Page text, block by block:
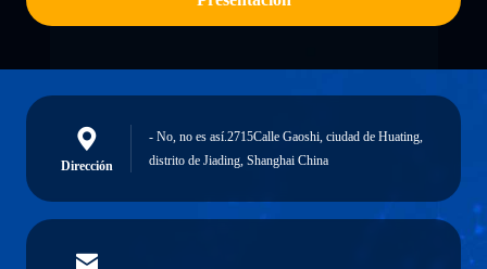
Dirección
- No, no es así.2715Calle Gaoshi, ciudad de Huating,
distrito de Jiading, Shanghai China